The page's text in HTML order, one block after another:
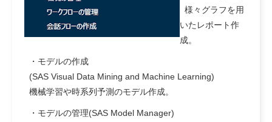
様々グラフを用
いたレポート作
成。
・モデルの作成
(SAS Visual Data Mining and Machine Learning)
機械学習や時系列予測のモデル作成。
・モデルの管理(SAS Model Manager)